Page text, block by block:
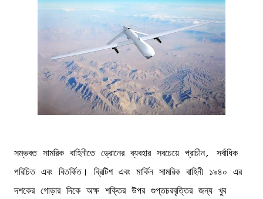
সম্ভবত সামরিক বাহিনীতে ড্রোনের ব্যবহার সবচেয়ে প্রাচীন, সর্বাধিক
পরিচিত এবং বিতর্কিত। ব্রিটিশ এবং মার্কিন সামরিক বাহিনী ১৯৪০ এর
দশকের গোড়ার দিকে অক্ষ শক্তির উপর গুপ্তচরবৃত্তির জন্য খুব